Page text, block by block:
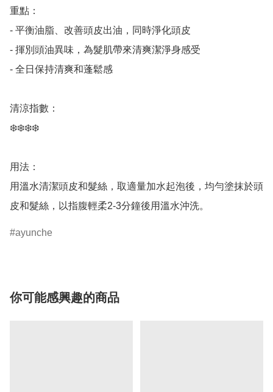
重點：
- 平衡油脂、改善頭皮出油，同時淨化頭皮
- 揮別頭油異味，為髮肌帶來清爽潔淨身感受
- 全日保持清爽和蓬鬆感
清涼指數：
❄️❄️❄️❄️
用法：
用溫水清潔頭皮和髮絲，取適量加水起泡後，均勻塗抹於頭
皮和髮絲，以指腹輕柔2-3分鐘後用溫水沖洗。
ayunche
你可能感興趣的商品